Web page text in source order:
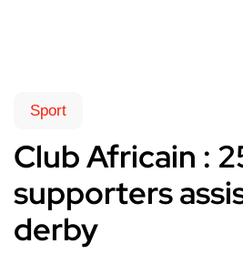
Sport
Club Africain :
supporters
derby